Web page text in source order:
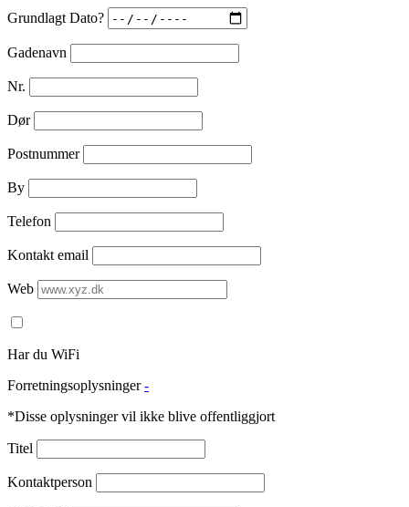
Grundlagt Dato?
Gadenavn
Nr.
Dør
Postnummer
By
Telefon
Kontakt email
Web
Har du WiFi
Forretningsoplysninger -
*Disse oplysninger vil ikke blive offentliggjort
Titel
Kontaktperson